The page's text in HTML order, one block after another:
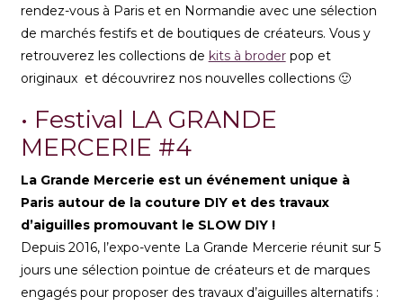
rendez-vous à Paris et en Normandie avec une sélection
de marchés festifs et de boutiques de créateurs. Vous y
retrouverez les collections de kits à broderpop et
originaux et découvrirez nos nouvelles collections 🙂
• Festival LA GRANDE
MERCERIE #4
La Grande Mercerie est un événement unique à
Paris autour de la couture DIY et des travaux
d’aiguilles promouvant le SLOW DIY !
Depuis 2016, l’expo-vente La Grande Mercerie réunit sur 5
jours une sélection pointue de créateurs et de marques
engagés pour proposer des travaux d’aiguilles alternatifs :